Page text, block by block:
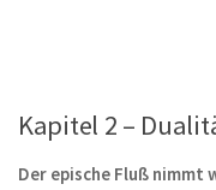
Kapitel 2 –
Der epische Fluß nimmt